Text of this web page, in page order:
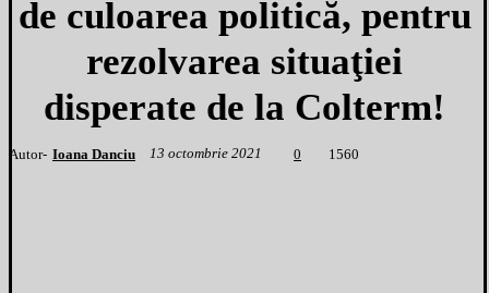
de culoarea politică, pentru
rezolvarea situaţiei
disperate de la Colterm!
Autor- Ioana Danciu 13 octombrie 2021 0 1 560